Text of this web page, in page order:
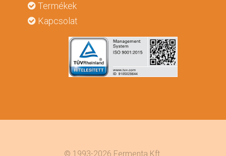
Termékek
Kapcsolat
© 1993-2026 Fermenta Kft.